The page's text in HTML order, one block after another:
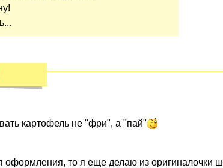
картофель не "фри", а "пай"
оформления, то я еще делаю из оригиналочки